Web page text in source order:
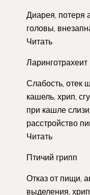
Диарея, потеря
головы,
Читать
Ларинготрахеит
Слабость, отек
кашель, хрип,
при кашле
расстройство
Читать
Птичий грипп
Отказ от пищи,
выделения,